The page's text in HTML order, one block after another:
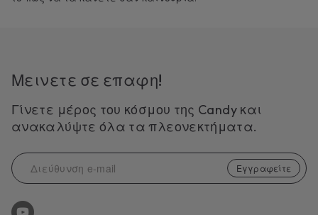
Μεινετε σε επαφη!
Γίνετε μέρος του κόσμου της Candy και
ανακαλύψτε όλα τα πλεονεκτήματα.
Εγγραφείτε